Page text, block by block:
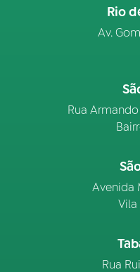
Rio
Av.
Rua Armando
Avenida
Rua